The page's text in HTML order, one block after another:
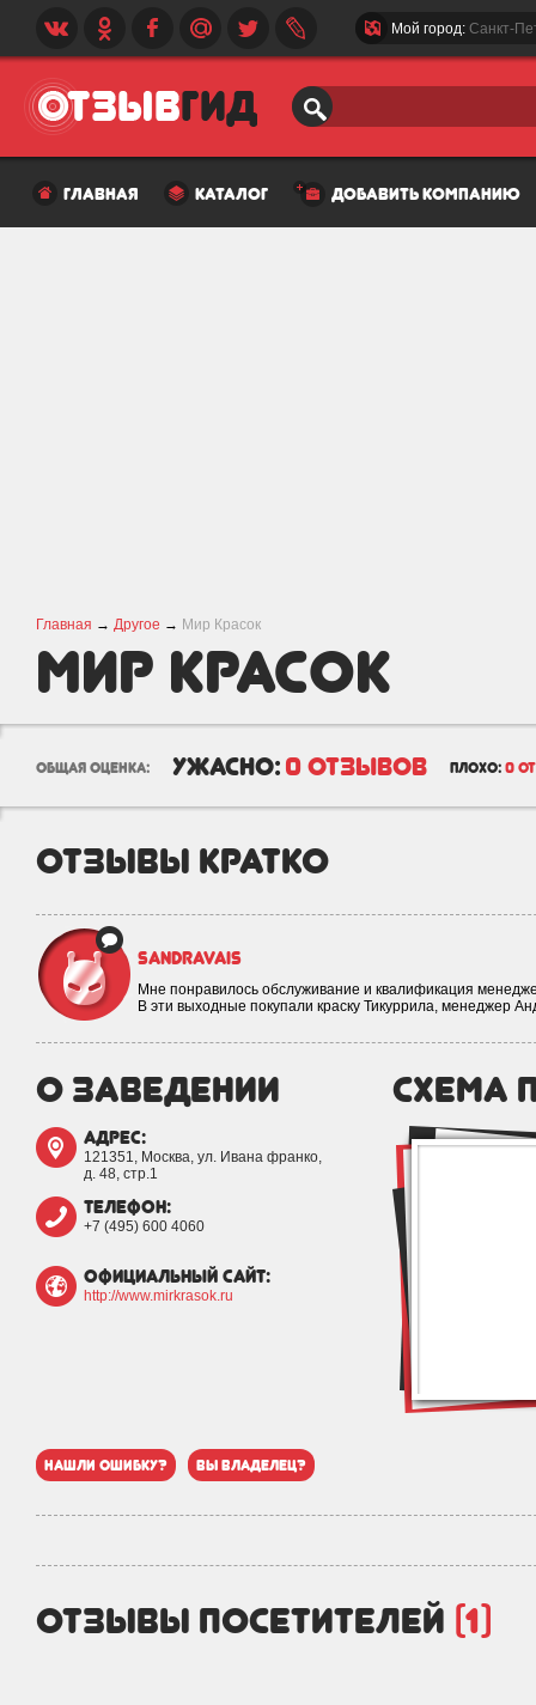
Мой город: Санкт-
главная каталог добавить компанию
Главная → Другое → Мир Красок
Мир Красок
общая оценка: ужасно: 0 отзывов плохо: 0
отзывы кратко
sandravais
Мне понравилось обслуживание и квалификация
В эти выходные покупали краску Тикуррила, менеджер
о заведении
адрес:
121351, Москва, ул. Ивана франко,
д. 48, стр.1
телефон:
+7 (495) 600 4060
официальный сайт:
http://www.mirkrasok.ru
схема
нашли ошибку? вы владелец?
отзывы посетителей (1)